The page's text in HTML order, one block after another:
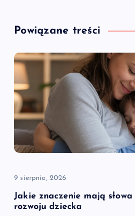
Powiązane treści
9 sierpnia, 2026
Jakie znaczenie mają słowa
rozwoju dziecka